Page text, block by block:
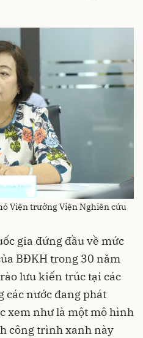
Viện trưởng Viện Nghiên cứu
gia đứng đầu về mức
BĐKH trong 30 năm
lưu kiến trúc tại các
các nước đang phát
xem như là một mô hình
công trình xanh này